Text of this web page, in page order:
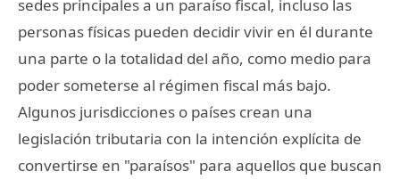
sedes principales a un paraíso fiscal, incluso las
personas físicas pueden decidir vivir en él durante
una parte o la totalidad del año, como medio para
poder someterse al régimen fiscal más bajo.
Algunos jurisdicciones o países crean una
legislación tributaria con la intención explícita de
convertirse en "paraísos" para aquellos que buscan